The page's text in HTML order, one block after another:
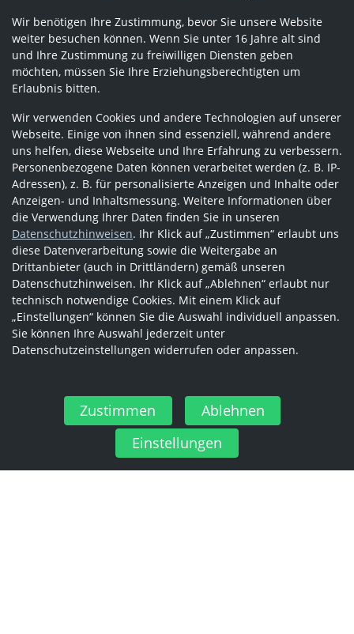
Wir benötigen Ihre Zustimmung, bevor Sie unsere Website
weiter besuchen können. Wenn Sie unter 16 Jahre alt sind
und Ihre Zustimmung zu freiwilligen Diensten geben
möchten, müssen Sie Ihre Erziehungsberechtigten um
Erlaubnis bitten.
Wir verwenden Cookies und andere Technologien auf unserer
Webseite. Einige von ihnen sind essenziell, während andere
uns helfen, diese Webseite und Ihre Erfahrung zu verbessern.
Personenbezogene Daten können verarbeitet werden (z. B. IP-
Adressen), z. B. für personalisierte Anzeigen und Inhalte oder
Anzeigen- und Inhaltsmessung. Weitere Informationen über
die Verwendung Ihrer Daten finden Sie in unseren
Datenschutzhinweisen. Ihr Klick auf „Zustimmen“ erlaubt uns
diese Datenverarbeitung sowie die Weitergabe an
Drittanbieter (auch in Drittländern) gemäß unseren
Datenschutzhinweisen. Ihr Klick auf „Ablehnen“ erlaubt nur
technisch notwendige Cookies. Mit einem Klick auf
„Einstellungen“ können Sie die Auswahl individuell anpassen.
Sie können Ihre Auswahl jederzeit unter
Datenschutzeinstellungen widerrufen oder anpassen.
Zustimmen
Ablehnen
Einstellungen